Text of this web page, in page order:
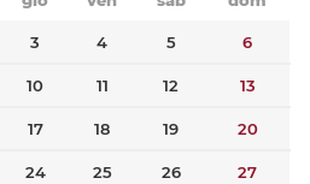
3 4 5 6
10 11 12 13
17 18 19 20
24 25 26 27